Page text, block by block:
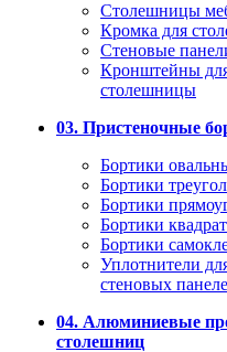
Столешницы
Кромка для
Стеновые
Кронштейны
столешницы
03. Пристеночные
Бортики
Бортики
Бортики
Бортики
Бортики
Уплотнители
стеновых
04. Алюминиевые
столешниц